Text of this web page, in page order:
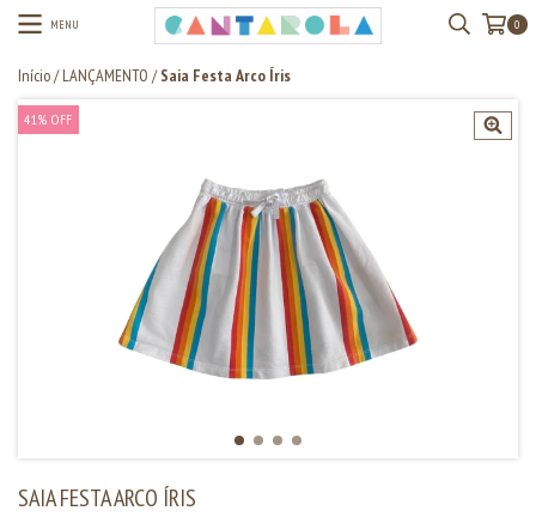
MENU 0
Início/ LANÇAMENTO / Saia Festa Arco Íris
41% OFF
SAIA FESTA ARCO ÍRIS